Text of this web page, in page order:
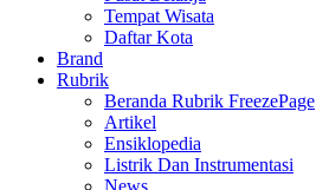
Tempat Wisata
Daftar Kota
Brand
Rubrik
Beranda Rubrik FreezePage
Artikel
Ensiklopedia
Listrik Dan Instrumentasi
News